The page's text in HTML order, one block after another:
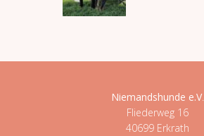
Niemandshunde e.V.
Fliederweg 16
40699 Erkrath